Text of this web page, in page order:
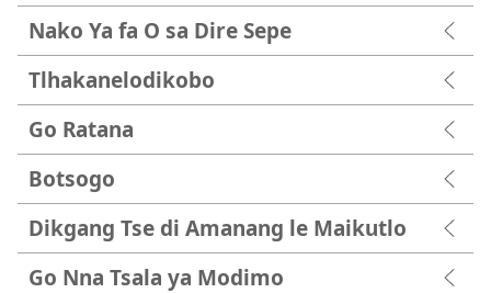
Nako Ya fa O sa Dire Sepe
Tlhakanelodikobo
Go Ratana
Botsogo
Dikgang Tse di Amanang le Maikutlo
Go Nna Tsala ya Modimo